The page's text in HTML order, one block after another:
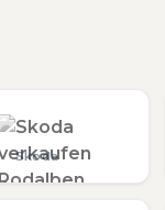
Skoda